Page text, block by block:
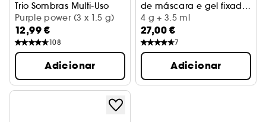
Trio Sombras Multi-Uso
Purple power (3 x 1.5 g)
12,99 €
108
Adicionar
de máscara e gel fixador
de sobrancelhas
4 g + 3.5 ml
27,00 €
7
Adicionar